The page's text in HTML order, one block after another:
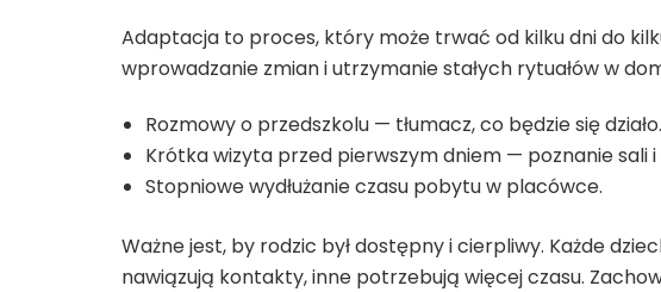
Adaptacja to proces, który może trwać od kilku dni do
wprowadzanie zmian i utrzymanie stałych rytuałów w
Rozmowy o przedszkolu — tłumacz, co będzie się działo.
Krótka wizyta przed pierwszym dniem — poznanie sali
Stopniowe wydłużanie czasu pobytu w placówce.
Ważne jest, by rodzic był dostępny i cierpliwy. Każde
nawiązują kontakty, inne potrzebują więcej czasu.